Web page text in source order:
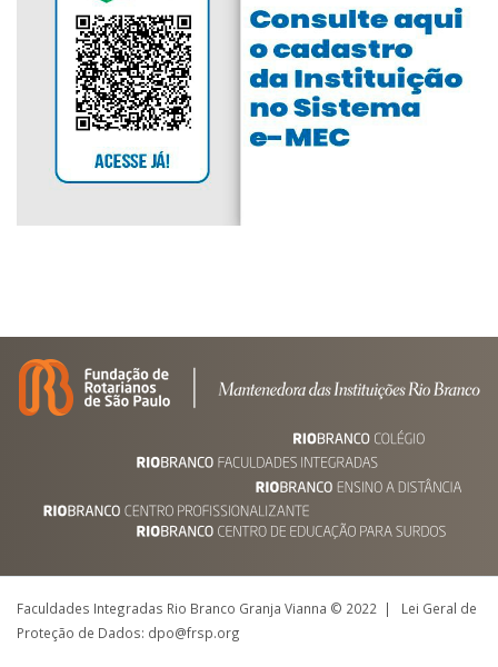
Faculdades Integradas Rio Branco Granja Vianna © 2022 | Lei Geral de
Proteção de Dados: dpo@frsp.org